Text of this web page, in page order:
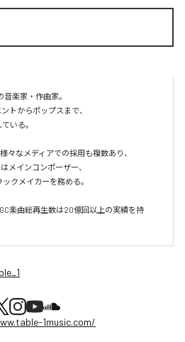
音楽家・作曲家。
トからポップスまで、
いる。
々なメディアでの採用も複数あり、
はメインコンポーザー、
ックメイカーを務める。
楽曲総再生数は20億回以上の実績を持
1music.com/